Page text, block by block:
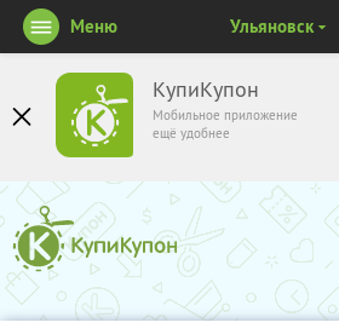
КупиКупон
Мобильное приложение
ещё удобнее
Меню Ульяновск